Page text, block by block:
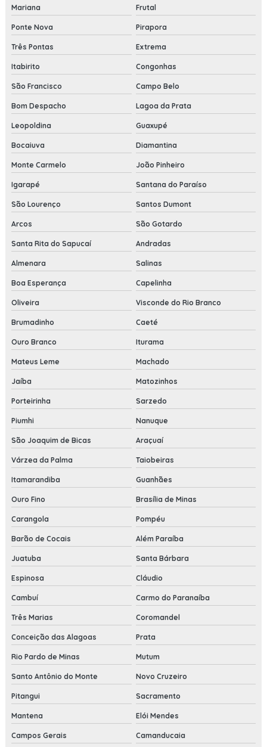
Mariana Frutal
Ponte Nova Pirapora
Três Pontas Extrema
Itabirito Congonhas
São Francisco Campo Belo
Bom Despacho Lagoa da Prata
Leopoldina Guaxupé
Bocaiuva Diamantina
Monte Carmelo João Pinheiro
Igarapé Santana do Paraíso
São Lourenço Santos Dumont
Arcos São Gotardo
Santa Rita do Sapucaí Andradas
Almenara Salinas
Boa Esperança Capelinha
Oliveira Visconde do Rio Branco
Brumadinho Caeté
Ouro Branco Iturama
Mateus Leme Machado
Jaíba Matozinhos
Porteirinha Sarzedo
Piumhi Nanuque
São Joaquim de Bicas Araçuaí
Várzea da Palma Taiobeiras
Itamarandiba Guanhães
Ouro Fino Brasília de Minas
Carangola Pompéu
Barão de Cocais Além Paraíba
Juatuba Santa Bárbara
Espinosa Cláudio
Cambuí Carmo do Paranaíba
Três Marias Coromandel
Conceição das Alagoas Prata
Rio Pardo de Minas Mutum
Santo Antônio do Monte Novo Cruzeiro
Pitangui Sacramento
Mantena Elói Mendes
Campos Gerais Camanducaia